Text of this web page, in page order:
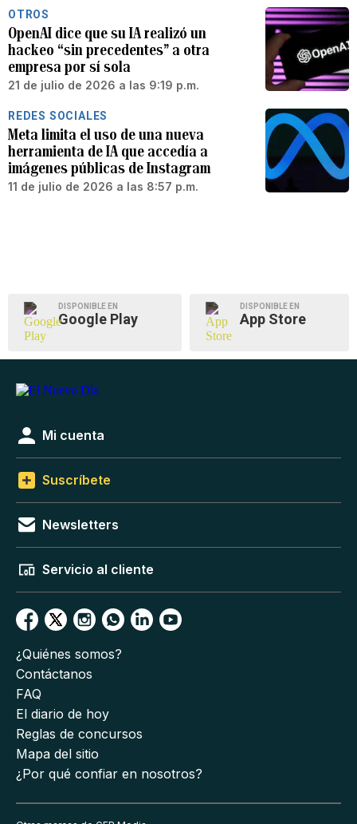
OTROS
OpenAI dice que su IA realizó un
hackeo “sin precedentes” a otra
empresa por sí sola
21 de julio de 2026 a las 9:19 p.m.
REDES SOCIALES
Meta limita el uso de una nueva
herramienta de IA que accedía a
imágenes públicas de Instagram
11 de julio de 2026 a las 8:57 p.m.
DISPONIBLE EN
Google Play
DISPONIBLE EN
App Store
Mi cuenta
Suscríbete
Newsletters
Servicio al cliente
¿Quiénes somos?
Contáctanos
FAQ
El diario de hoy
Reglas de concursos
Mapa del sitio
¿Por qué confiar en nosotros?